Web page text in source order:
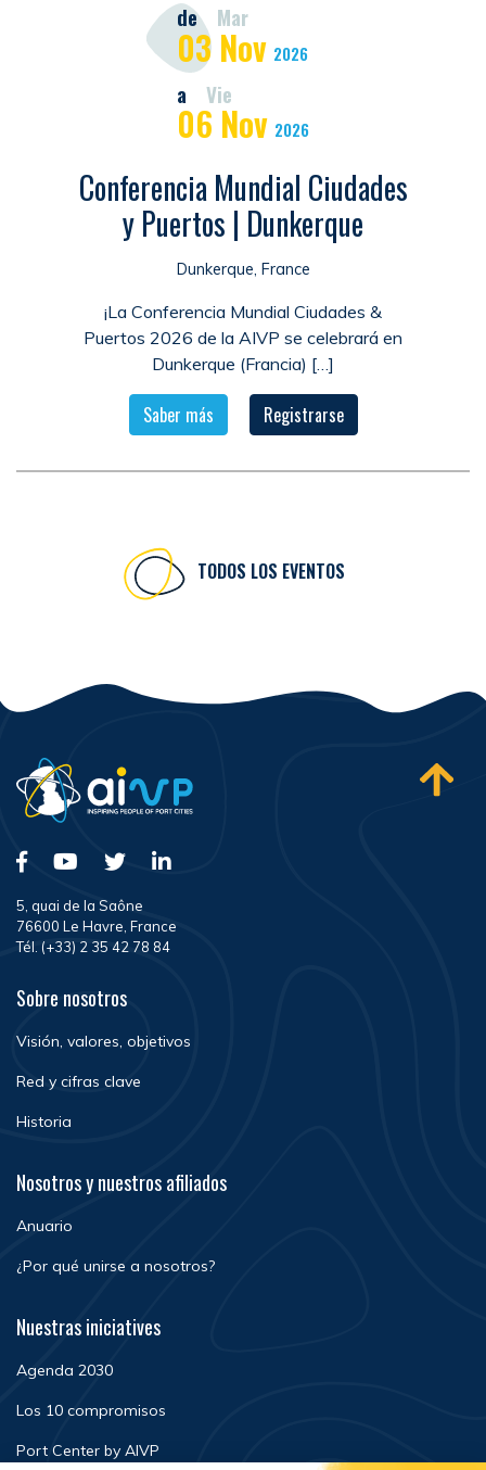
de Mar
03 Nov 2026
a Vie
06 Nov 2026
Conferencia Mundial Ciudades
y Puertos | Dunkerque
Dunkerque, France
¡La Conferencia Mundial Ciudades &
Puertos 2026 de la AIVP se celebrará en
Dunkerque (Francia) […]
Saber más Registrarse
TODOS LOS EVENTOS
5, quai de la Saône
76600 Le Havre, France
Tél. (+33) 2 35 42 78 84
Sobre nosotros
Visión, valores, objetivos
Red y cifras clave
Historia
Nosotros y nuestros afiliados
Anuario
¿Por qué unirse a nosotros?
Nuestras iniciatives
Agenda 2030
Los 10 compromisos
Port Center by AIVP